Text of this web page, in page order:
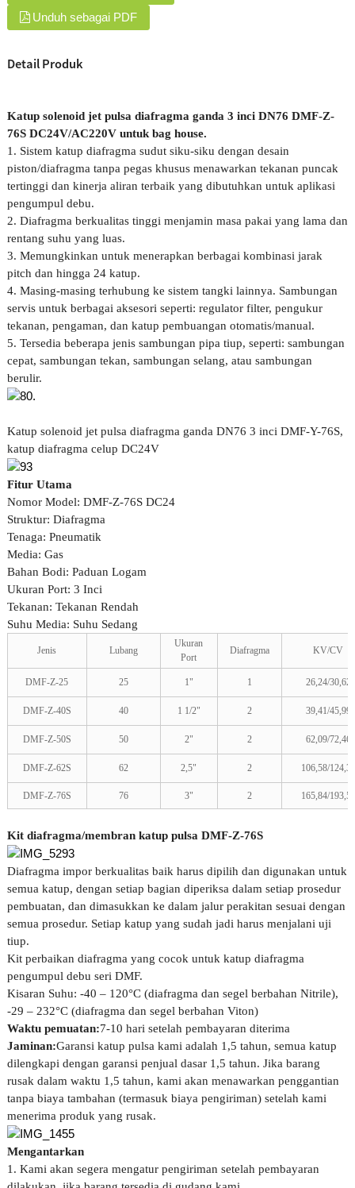
Unduh sebagai PDF
Detail Produk
Katup solenoid jet pulsa diafragma ganda 3 inci DN76 DMF-Z-
76S DC24V/AC220V untuk bag house.
1. Sistem katup diafragma sudut siku-siku dengan desain
piston/diafragma tanpa pegas khusus menawarkan tekanan puncak
tertinggi dan kinerja aliran terbaik yang dibutuhkan untuk aplikasi
pengumpul debu.
2. Diafragma berkualitas tinggi menjamin masa pakai yang lama dan
rentang suhu yang luas.
3. Memungkinkan untuk menerapkan berbagai kombinasi jarak
pitch dan hingga 24 katup.
4. Masing-masing terhubung ke sistem tangki lainnya. Sambungan
servis untuk berbagai aksesori seperti: regulator filter, pengukur
tekanan, pengaman, dan katup pembuangan otomatis/manual.
5. Tersedia beberapa jenis sambungan pipa tiup, seperti: sambungan
cepat, sambungan tekan, sambungan selang, atau sambungan
berulir.
Katup solenoid jet pulsa diafragma ganda DN76 3 inci DMF-Y-76S,
katup diafragma celup DC24V
Fitur Utama
Nomor Model: DMF-Z-76S DC24
Struktur: Diafragma
Tenaga: Pneumatik
Media: Gas
Bahan Bodi: Paduan Logam
Ukuran Port: 3 Inci
Tekanan: Tekanan Rendah
Suhu Media: Suhu Sedang
Jenis Lubang
Ukuran
Port
Diafragma KV/CV
DMF-Z-25 25 1" 1 26,24/30,62
DMF-Z-40S 40 1 1/2" 2 39,41/45,99
DMF-Z-50S 50 2" 2 62,09/72,46
DMF-Z-62S 62 2,5" 2 106,58/124,38
DMF-Z-76S 76 3" 2 165,84/193,54
Kit diafragma/membran katup pulsa DMF-Z-76S
Diafragma impor berkualitas baik harus dipilih dan digunakan untuk
semua katup, dengan setiap bagian diperiksa dalam setiap prosedur
pembuatan, dan dimasukkan ke dalam jalur perakitan sesuai dengan
semua prosedur. Setiap katup yang sudah jadi harus menjalani uji
tiup.
Kit perbaikan diafragma yang cocok untuk katup diafragma
pengumpul debu seri DMF.
Kisaran Suhu: -40 – 120°C (diafragma dan segel berbahan Nitrile),
-29 – 232°C (diafragma dan segel berbahan Viton)
Waktu pemuatan:7-10 hari setelah pembayaran diterima
Jaminan:Garansi katup pulsa kami adalah 1,5 tahun, semua katup
dilengkapi dengan garansi penjual dasar 1,5 tahun. Jika barang
rusak dalam waktu 1,5 tahun, kami akan menawarkan penggantian
tanpa biaya tambahan (termasuk biaya pengiriman) setelah kami
menerima produk yang rusak.
Mengantarkan
1. Kami akan segera mengatur pengiriman setelah pembayaran